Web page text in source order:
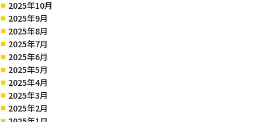
2025年10月
2025年9月
2025年8月
2025年7月
2025年6月
2025年5月
2025年4月
2025年3月
2025年2月